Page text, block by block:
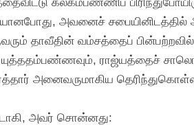
அவனைச்
தாவீதின் வம்சத்தைப்
ராஜ்யத்தைச்
அனைவருமாகிய
அவர் சொன்னது: